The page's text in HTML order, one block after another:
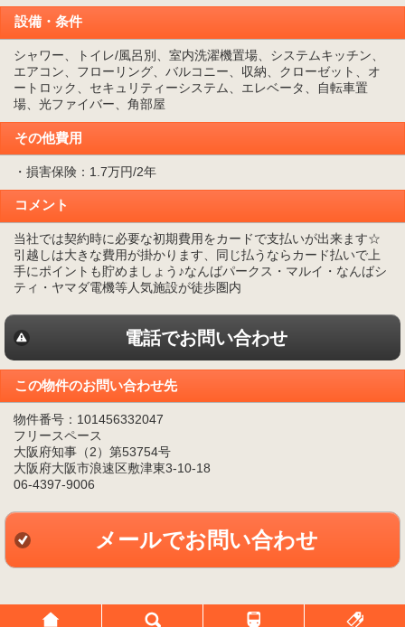
設備・条件
シャワー、トイレ/風呂別、室内洗濯機置場、システムキッチン、
エアコン、フローリング、バルコニー、収納、クローゼット、オ
ートロック、セキュリティーシステム、エレベータ、自転車置
場、光ファイバー、角部屋
その他費用
・損害保険：1.7万円/2年
コメント
当社では契約時に必要な初期費用をカードで支払いが出来ます☆
引越しは大きな費用が掛かります、同じ払うならカード払いで上
手にポイントも貯めましょう♪なんばパークス・マルイ・なんばシ
ティ・ヤマダ電機等人気施設が徒歩圏内
電話でお問い合わせ
この物件のお問い合わせ先
物件番号：101456332047
フリースペース
大阪府知事（2）第53754号
大阪府大阪市浪速区敷津東3-10-18
06-4397-9006
メールでお問い合わせ